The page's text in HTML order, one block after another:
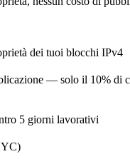
dei tuoi blocchi IPv4
— solo il 10% di
5 giorni lavorativi